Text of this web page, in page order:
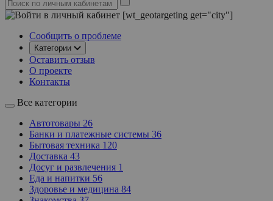
[wt_geotargeting get="city"]
Сообщить о проблеме
Категории
Оставить отзыв
О проекте
Контакты
Все категории
Автотовары 26
Банки и платежные системы 36
Бытовая техника 120
Доставка 43
Досуг и развлечения 1
Еда и напитки 56
Здоровье и медицина 84